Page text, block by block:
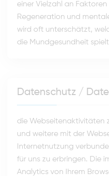
einer Vielzahl an Faktoren
Regeneration und
wird oft unterschätzt,
die Mundgesundheit
Datenschutz /
die Webseitenaktivitäten
und weitere mit der
Internetnutzung
für uns zu erbringen. Die
Analytics von Ihrem